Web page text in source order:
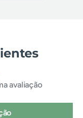
avaliação